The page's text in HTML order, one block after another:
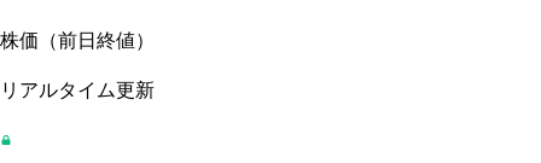
株価 （前日終値）
リアルタイム更新